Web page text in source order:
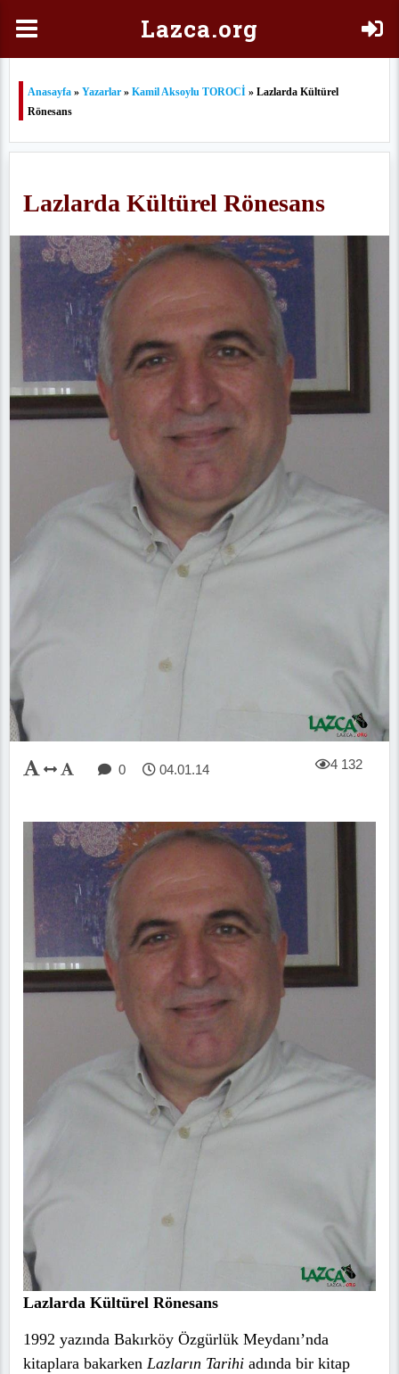
Lazca.org
Anasayfa » Yazarlar » Kamil Aksoylu TOROCİ » Lazlarda Kültürel
Rönesans
Lazlarda Kültürel Rönesans
0 04.01.14 4 132
Lazlarda Kültürel Rönesans
1992 yazında Bakırköy Özgürlük Meydanı’nda
kitaplara bakarken Lazların Tarihi adında bir kitap